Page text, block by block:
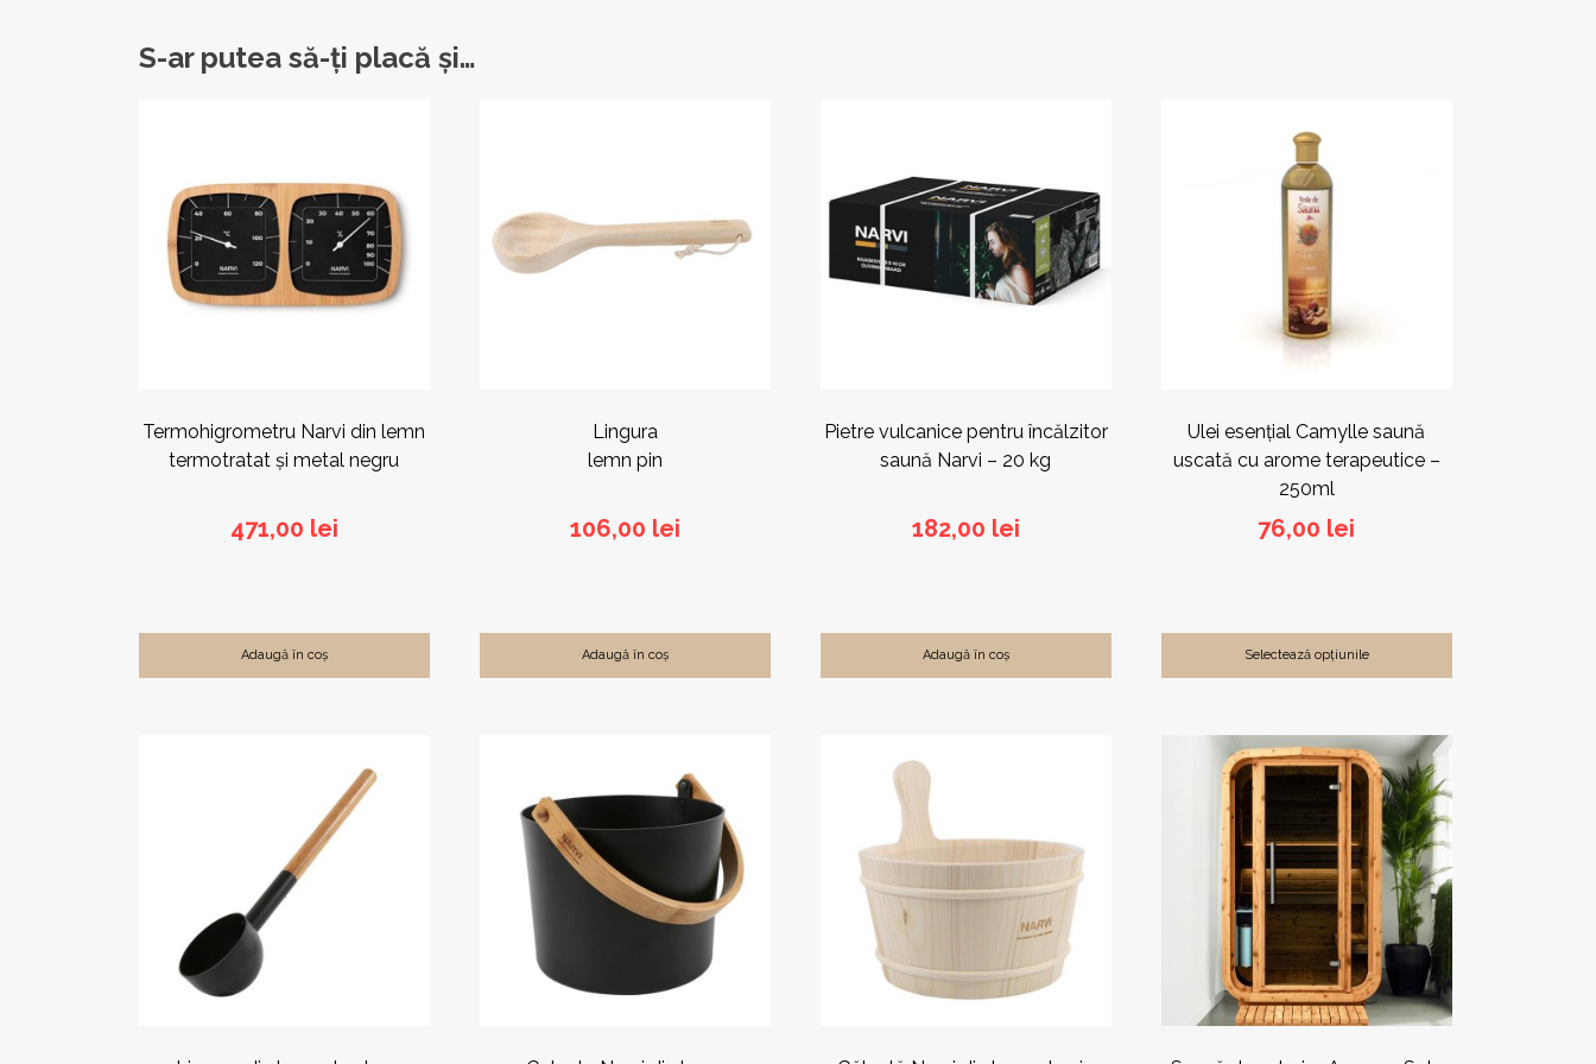
S-ar putea să-ți placă și…
Termohigrometru Narvi din lemn
termotratat și metal negru
471,00 lei
Adaugă în coș
Lingura
lemn pin
106,00 lei
Adaugă în coș
Pietre vulcanice pentru încălzitor
saună Narvi – 20 kg
182,00 lei
Adaugă în coș
Ulei esențial Camylle saună
uscată cu arome terapeutice –
250ml
76,00 lei
Selectează opțiunile